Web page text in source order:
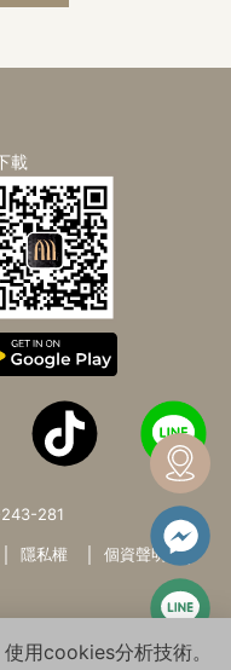
載
281
隱私權
個資聲明
用cookies分析技術。